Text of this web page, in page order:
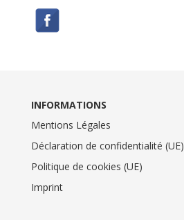
INFORMATIONS
Mentions Légales
Déclaration de confidentialité (UE)
Politique de cookies (UE)
Imprint